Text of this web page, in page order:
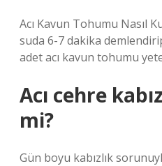
Acı Kavun Tohumu Nasıl
suda 6-7 dakika
adet acı kavun tohumu
Acı cehre
mi?
Gün boyu kabızlık